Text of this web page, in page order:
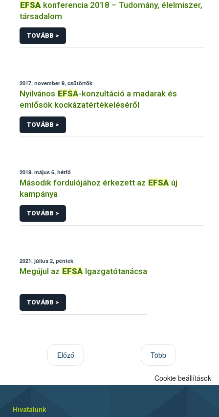
EFSA konferencia 2018 – Tudomány, élelmiszer,
társadalom
TOVÁBB >
2017. november 9, csütörtök
Nyilvános EFSA-konzultáció a madarak és
emlősök kockázatértékeléséről
TOVÁBB >
2019. május 6, hétfő
Második fordulójához érkezett az EFSA új
kampánya
TOVÁBB >
2021. július 2, péntek
Megújul az EFSA Igazgatótanácsa
TOVÁBB >
Előző Több
Cookie beállítások
Hivatalunk